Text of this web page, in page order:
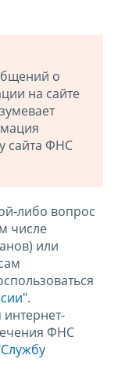
о
на сайте
сайта ФНС
либо вопрос
числе
или
.
ФНС